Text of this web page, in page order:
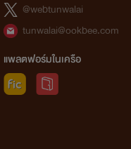
@webtunwalai
tunwalai@ookbee.com
แพลตฟอร์มในเครือ